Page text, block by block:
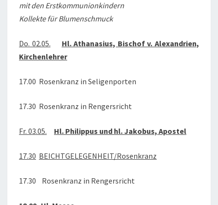
mit den Erstkommunionkindern
Kollekte für Blumenschmuck
Do. 02.05.
Hl. Athanasius, Bischof v. Alexandrien,
Kirchenlehrer
17.00 Rosenkranz in Seligenporten
17.30 Rosenkranz in Rengersricht
Fr. 03.05. Hl. Philippus und hl. Jakobus, Apostel
17.30 BEICHTGELEGENHEIT/Rosenkranz
17.30 Rosenkranz in Rengersricht